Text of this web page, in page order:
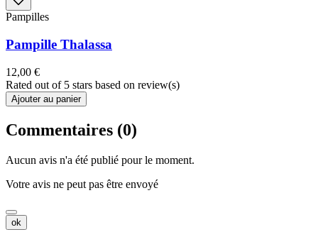
Pampilles
Pampille Thalassa
12,00 €
Rated out of 5 stars based on review(s)
Ajouter au panier
Commentaires (0)
Aucun avis n'a été publié pour le moment.
Votre avis ne peut pas être envoyé
ok